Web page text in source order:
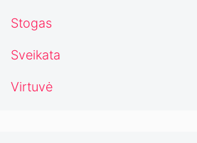
Stogas
Sveikata
Virtuvė